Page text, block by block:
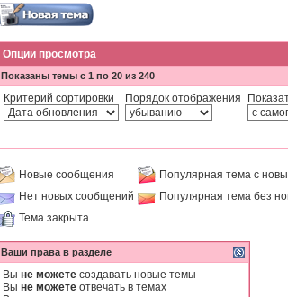
Опции просмотра
Показаны темы с 1 по 20 из 240
Критерий сортировки Порядок отображения
Новые сообщения
Популярная тема с
Нет новых сообщений
Популярная тема без
Тема закрыта
Ваши права в разделе
Вы не можете создавать новые темы
Вы не можете отвечать в темах